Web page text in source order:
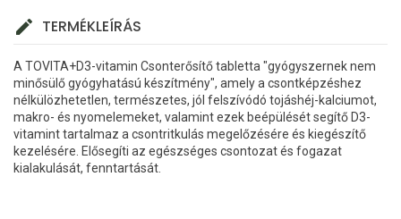
TERMÉKLEÍRÁS
A TOVITA+D3-vitamin Csonterősítő tabletta "gyógyszernek nem
minősülő gyógyhatású készítmény", amely a csontképzéshez
nélkülözhetetlen, természetes, jól felszívódó tojáshéj-kalciumot,
makro- és nyomelemeket, valamint ezek beépülését segítő D3-
vitamint tartalmaz a csontritkulás megelőzésére és kiegészítő
kezelésére. Elősegíti az egészséges csontozat és fogazat
kialakulását, fenntartását.